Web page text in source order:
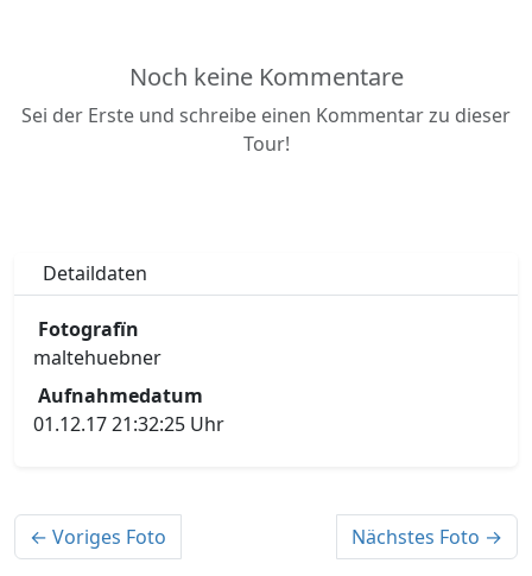
Noch keine Kommentare
Sei der Erste und schreibe einen Kommentar zu dieser
Tour!
Detaildaten
Fotografïn
maltehuebner
Aufnahmedatum
01.12.17 21:32:25 Uhr
← Voriges Foto Nächstes Foto →